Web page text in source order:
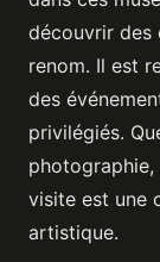
découvrir
renom. Il est
des
privilégiés.
visite est une
artistique.